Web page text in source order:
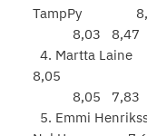
TampPy
8,03 8,47
4. Martta
8,05
8,05 7,83
5. Emmi